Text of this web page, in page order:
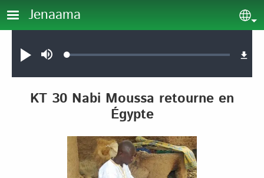
Aller au contenu principal
Jenaama
JouerSourdineLoaded:
KT 30 Nabi Moussa retourne en
Égypte